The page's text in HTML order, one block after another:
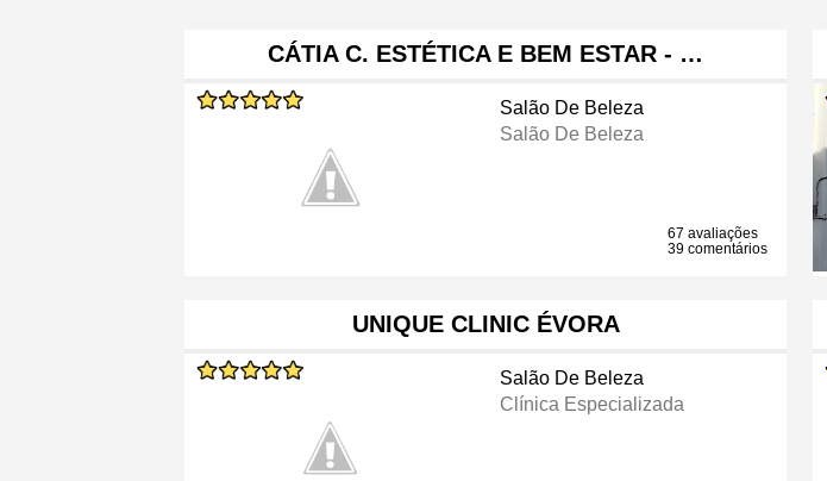
CÁTIA C. ESTÉTICA E BEM ESTAR - …
Salão De Beleza
Salão De Beleza
67 avaliações
39 comentários
UNIQUE CLINIC ÉVORA
Salão De Beleza
Clínica Especializada